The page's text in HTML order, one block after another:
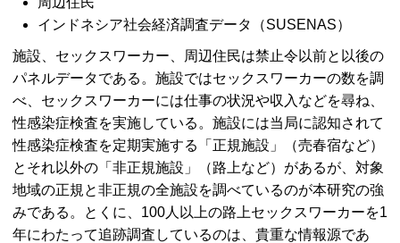
インドネシア社会経済調査データ（SUSENAS）
施設、セックスワーカー、周辺住民は禁止令以前と以後の
パネルデータである。施設ではセックスワーカーの数を調
べ、セックスワーカーには仕事の状況や収入などを尋ね、
性感染症検査を実施している。施設には当局に認知されて
性感染症検査を定期実施する「正規施設」（売春宿など）
とそれ以外の「非正規施設」（路上など）があるが、対象
地域の正規と非正規の全施設を調べているのが本研究の強
みである。とくに、100人以上の路上セックスワーカーを1
年にわたって追跡調査しているのは、貴重な情報源であ